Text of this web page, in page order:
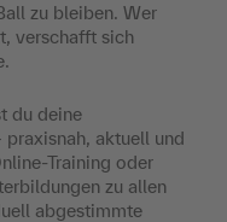
zu bleiben. Wer
verschafft sich
du deine
aktuell und
Training oder
zu allen
abgestimmte